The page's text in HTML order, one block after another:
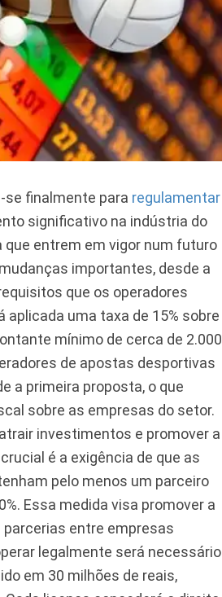
se finalmente para regulamentar
significativo na indústria do
que entrem em vigor num futuro
importantes, desde a
que os operadores
aplicada uma taxa de 15% sobre
mínimo de cerca de 2.000
de apostas desportivas
a primeira proposta, o que
sobre as empresas do setor.
investimentos e promover a
é a exigência de que as
pelo menos um parceiro
Essa medida visa promover a
entre empresas
legalmente será necessário
em 30 milhões de reais,